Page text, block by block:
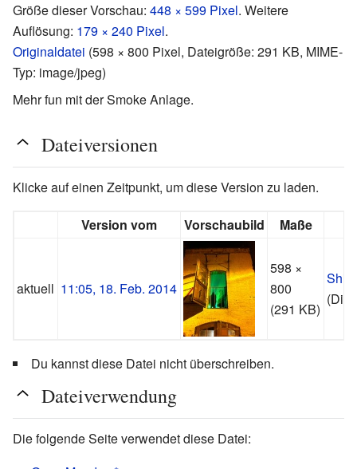
Größe dieser Vorschau: 448 × 599 Pixel. Weitere
Auflösung: 179 × 240 Pixel.
Originaldatei (598 × 800 Pixel, Dateigröße: 291 KB, MIME-
Typ: image/jpeg)
Mehr fun mit der Smoke Anlage.
Dateiversionen
Klicke auf einen Zeitpunkt, um diese Version zu laden.
Version vom Vorschaubild Maße
aktuell 11:05, 18. Feb. 2014
598 ×
800
(291 KB)
(
Du kannst diese Datei nicht überschreiben.
Dateiverwendung
Die folgende Seite verwendet diese Datei: